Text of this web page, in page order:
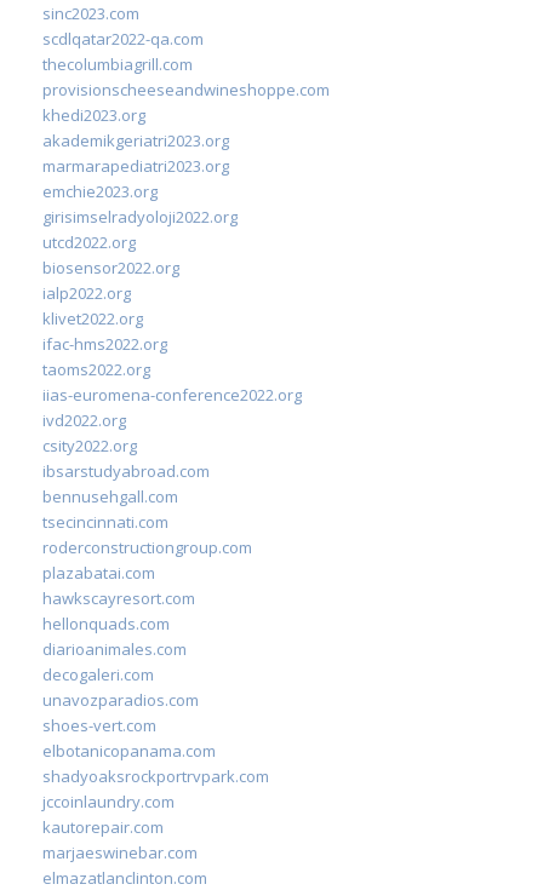
sinc2023.com
scdlqatar2022-qa.com
thecolumbiagrill.com
provisionscheeseandwineshoppe.com
khedi2023.org
akademikgeriatri2023.org
marmarapediatri2023.org
emchie2023.org
girisimselradyoloji2022.org
utcd2022.org
biosensor2022.org
ialp2022.org
klivet2022.org
ifac-hms2022.org
taoms2022.org
iias-euromena-conference2022.org
ivd2022.org
csity2022.org
ibsarstudyabroad.com
bennusehgall.com
tsecincinnati.com
roderconstructiongroup.com
plazabatai.com
hawkscayresort.com
hellonquads.com
diarioanimales.com
decogaleri.com
unavozparadios.com
shoes-vert.com
elbotanicopanama.com
shadyoaksrockportrvpark.com
jccoinlaundry.com
kautorepair.com
marjaeswinebar.com
elmazatlanclinton.com